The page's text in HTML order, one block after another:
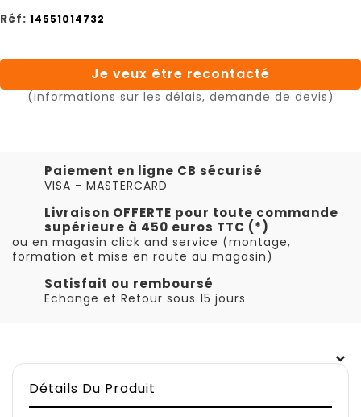
Réf: 14551014732
Je veux être recontacté
(informations sur les délais, demande de devis)
Paiement en ligne CB sécurisé
VISA - MASTERCARD
Livraison OFFERTE pour toute commande
supérieure à 450 euros TTC (*)
ou en magasin click and service (montage,
formation et mise en route au magasin)
Satisfait ou remboursé
Echange et Retour sous 15 jours
Détails Du Produit